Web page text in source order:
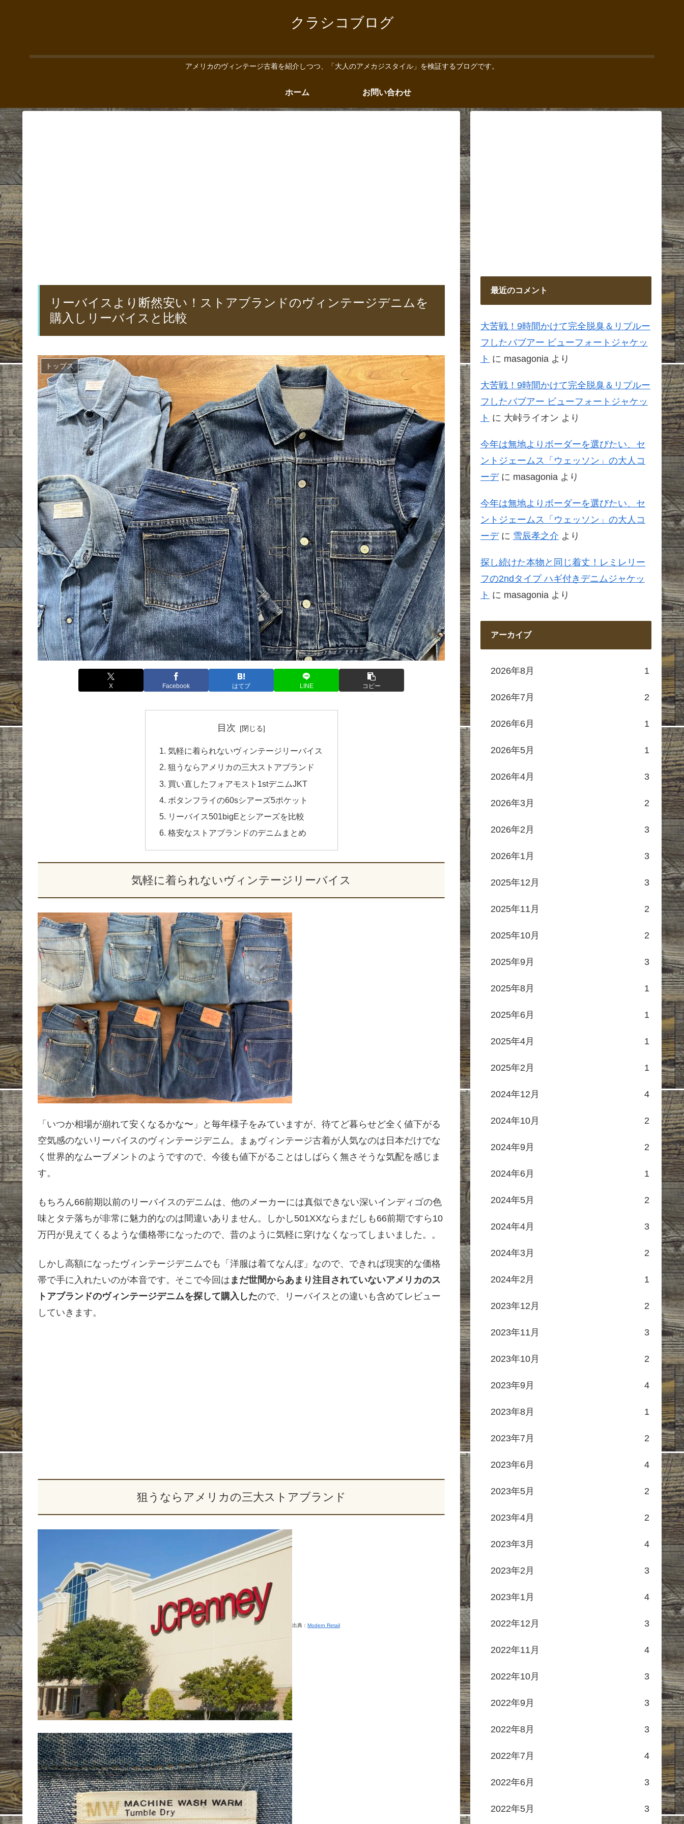
クラシコブログ
アメリカのヴィンテージ古着を紹介しつつ、「大人のアメカジスタイル」を検証するブログです。
ホーム お問い合わせ
リーバイスより断然安い！ストアブランドのヴィンテージデニムを
購入しリーバイスと比較
トップス
X Facebook はてブ LINE コピー
目次
気軽に着られないヴィンテージリーバイス
狙うならアメリカの三大ストアブランド
買い直したフォアモスト1stデニムJKT
ボタンフライの60sシアーズ5ポケット
リーバイス501bigEとシアーズを比較
格安なストアブランドのデニムまとめ
気軽に着られないヴィンテージリーバイス
「いつか相場が崩れて安くなるかな〜」と毎年様子をみていますが、待てど暮らせど全く値下がる
空気感のないリーバイスのヴィンテージデニム。まぁヴィンテージ古着が人気なのは日本だけでな
く世界的なムーブメントのようですので、今後も値下がることはしばらく無さそうな気配を感じま
す。
もちろん66前期以前のリーバイスのデニムは、他のメーカーには真似できない深いインディゴの色
味とタテ落ちが非常に魅力的なのは間違いありません。しかし501XXならまだしも66前期ですら10
万円が見えてくるような価格帯になったので、昔のように気軽に穿けなくなってしまいました。。
しかし高額になったヴィンテージデニムでも「洋服は着てなんぼ」なので、できれば現実的な価格
帯で手に入れたいのが本音です。そこで今回は まだ世間からあまり注目されていないアメリカのス
トアブランドのヴィンテージデニムを探して購入したので、リーバイスとの違いも含めてレビュー
していきます。
狙うならアメリカの三大ストアブランド
出典： Modern Retail
最近のコメント
大苦戦！9時間かけて完全脱臭＆リプルー
フしたバブアー ビューフォートジャケッ
ト に masagonia より
大苦戦！9時間かけて完全脱臭＆リプルー
フしたバブアー ビューフォートジャケッ
ト に 大峠ライオン より
今年は無地よりボーダーを選びたい、セ
ントジェームス「ウェッソン」の大人コ
ーデに masagonia より
今年は無地よりボーダーを選びたい、セ
ントジェームス「ウェッソン」の大人コ
ーデに 雪辰孝之介 より
探し続けた本物と同じ着丈！レミレリー
フの2ndタイプ ハギ付きデニムジャケッ
ト に masagonia より
アーカイブ
2026年8月 1
2026年7月 2
2026年6月 1
2026年5月 1
2026年4月 3
2026年3月 2
2026年2月 3
2026年1月 3
2025年12月 3
2025年11月 2
2025年10月 2
2025年9月 3
2025年8月 1
2025年6月 1
2025年4月 1
2025年2月 1
2024年12月 4
2024年10月 2
2024年9月 2
2024年6月 1
2024年5月 2
2024年4月 3
2024年3月 2
2024年2月 1
2023年12月 2
2023年11月 3
2023年10月 2
2023年9月 4
2023年8月 1
2023年7月 2
2023年6月 4
2023年5月 2
2023年4月 2
2023年3月 4
2023年2月 3
2023年1月 4
2022年12月 3
2022年11月 4
2022年10月 3
2022年9月 3
2022年8月 3
2022年7月 4
2022年6月 3
2022年5月 3